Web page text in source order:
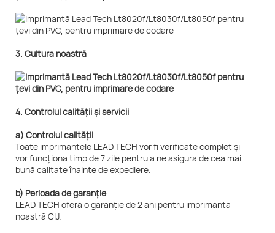
3. Cultura noastră
4. Controlul calității și servicii
a) Controlul calității
Toate imprimantele LEAD TECH vor fi verificate complet și
vor funcționa timp de 7 zile pentru a ne asigura de cea mai
bună calitate înainte de expediere.
b) Perioada de garanție
LEAD TECH oferă o garanție de 2 ani pentru imprimanta
noastră CIJ.